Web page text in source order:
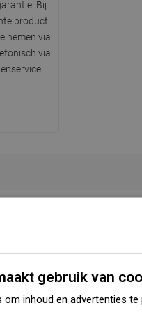
Bij
product
nemen via
via
Kortere zijde 40 cm
Hoogte 15 cm
gebruik van
om inhoud en advertenties